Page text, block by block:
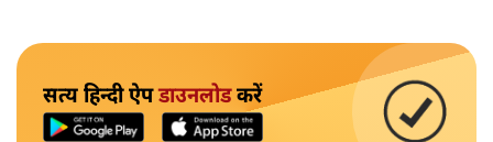
सत्य हिन्दी ऐपडाउनलोडकरें